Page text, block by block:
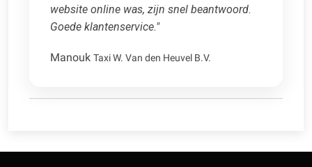
website online was, zijn snel beantwoord.
Goede klantenservice."
Manouk Taxi W. Van den Heuvel B.V.